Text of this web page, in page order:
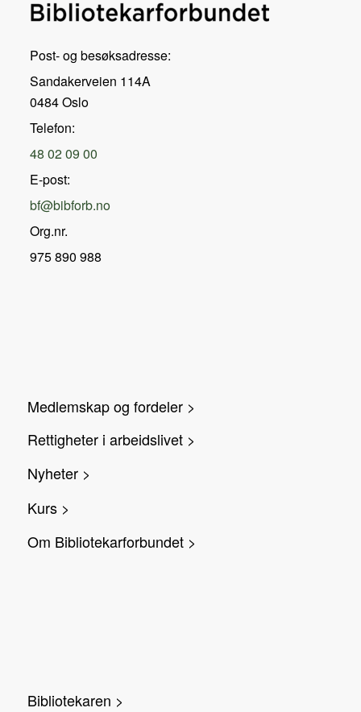
Post- og besøksadresse:
Sandakerveien 114A
0484 Oslo
Telefon:
48 02 09 00
E-post:
bf@bibforb.no
Org.nr.
975 890 988
Medlemskap og fordeler >
Rettigheter i arbeidslivet >
Nyheter >
Kurs >
Om Bibliotekarforbundet >
Bibliotekaren >